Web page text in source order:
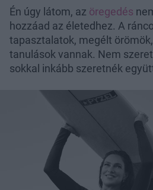
Én úgy látom, az öregedés
hozzáad az életedhez. A
tapasztalatok, megélt
tanulások vannak. Nem
sokkal inkább szeretnék